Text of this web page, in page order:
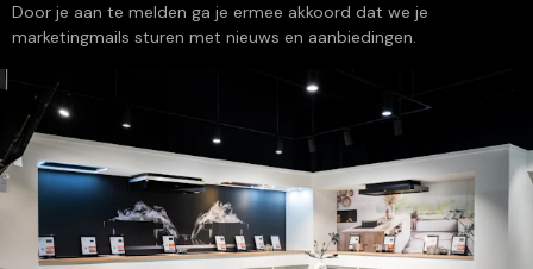
Door je aan te melden ga je ermee akkoord dat we je
marketingmails sturen met nieuws en aanbiedingen.